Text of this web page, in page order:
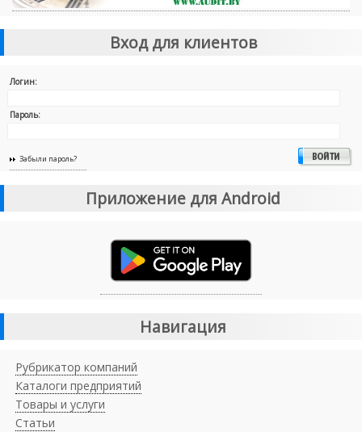
Вход для клиентов
Логин:
Пароль:
Забыли пароль?
Приложение для Android
Навигация
Рубрикатор компаний
Каталоги предприятий
Товары и услуги
Статьи